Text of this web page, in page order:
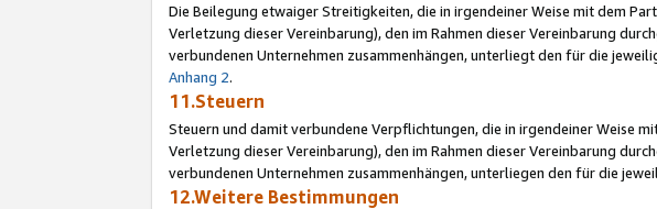
Die Beilegung etwaiger Streitigkeiten, die in irgendeiner Weise mit dem
Verletzung dieser Vereinbarung), den im Rahmen dieser Vereinbarung
verbundenen Unternehmen zusammenhängen, unterliegt den für die
Anhang 2.
11.Steuern
Steuern und damit verbundene Verpflichtungen, die in irgendeiner Weise
Verletzung dieser Vereinbarung), den im Rahmen dieser Vereinbarung
verbundenen Unternehmen zusammenhängen, unterliegen den für die
12.Weitere Bestimmungen